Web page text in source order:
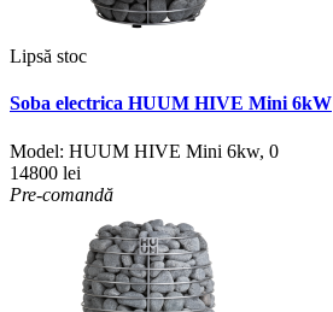
Lipsă stoc
Soba electrica HUUM HIVE Mini 6kW
Model: HUUM HIVE Mini 6kw, 0
14800 lei
Pre-comandă